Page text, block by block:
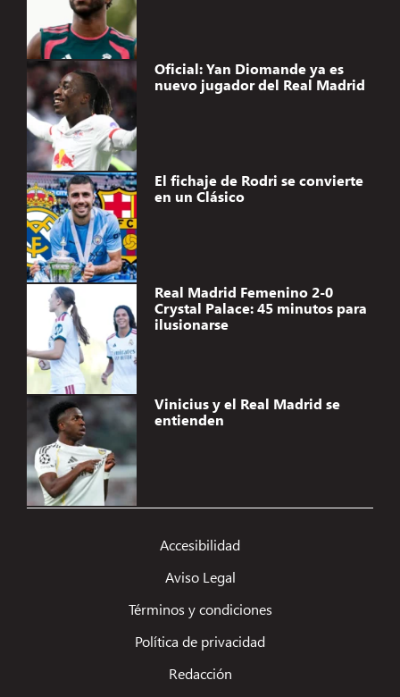
Oficial: Yan Diomande ya es
nuevo jugador del Real Madrid
El fichaje de Rodri se convierte
en un Clásico
Real Madrid Femenino 2-0
Crystal Palace: 45 minutos para
ilusionarse
Vinicius y el Real Madrid se
entienden
Accesibilidad
Aviso Legal
Términos y condiciones
Política de privacidad
Redacción